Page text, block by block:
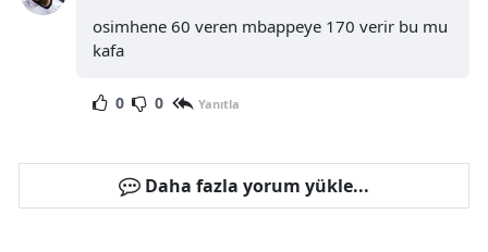
osimhene 60 veren mbappeye 170 verir bu mu
kafa
0 0 Yanıtla
Daha fazla yorum yükle...